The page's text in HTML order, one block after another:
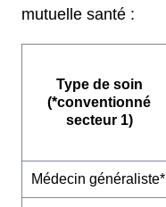
mutuelle santé :
Type de soin
(*conventionné
secteur 1)
Médecin généraliste*